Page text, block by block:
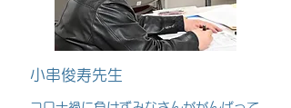
小串俊寿先生